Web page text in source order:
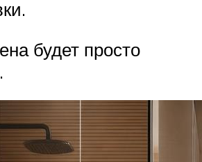
будет просто